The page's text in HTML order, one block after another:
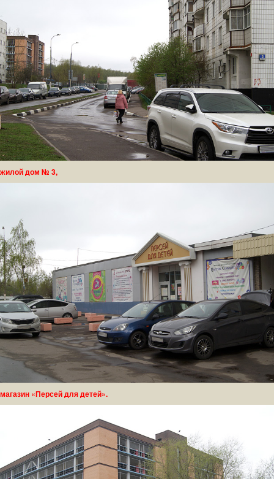
жилой дом № 3,
магазин «Персей для детей».